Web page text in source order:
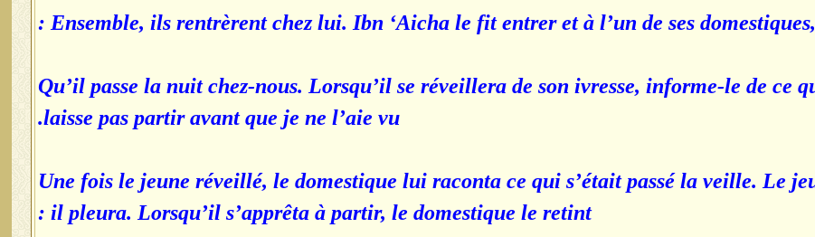
Ensemble, ils rentrèrent chez lui. Ibn ‘Aicha le fit entrer et à l’un de ses
Qu’il passe la nuit chez-nous. Lorsqu’il se réveillera de son ivresse, informe-le de ce
laisse pas partir avant que je ne l’aie vu.
Une fois le jeune réveillé, le domestique lui raconta ce qui s’était passé la veille. Le
il pleura. Lorsqu’il s’apprêta à partir, le domestique le retint :